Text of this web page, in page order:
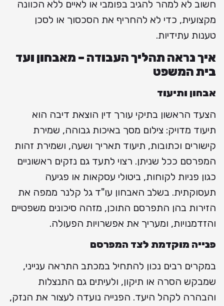
חשוב לא למהר להגיב בפומבי או לאיים ללא הכוונה
מקצועית, כדי לא להחריף את הסכסוך או לסכן
טענות עתידיות.
איך נראה תהליך העבודה – מאבחון ועד
בית המשפט
אבחון ותיעוד
הצעד הראשון בתיקי עורך דין הוצאת דיבה הוא
תיעוד מדויק: צילום מסך באיכות גבוהה, שמירת
קישורים וכתובות, תיעוד תאריך ושעה, ושמירת זהות
המפרסם ככל שניתן. רצוי לתעד גם נזקים ראשוניים
כגון פניות לקוחות, ביטולי עסקאות או פגיעה
תעסוקתית. בשלב האבחון עו"ד גל קלנר ממפה את
הזירות בהן התפרסם התוכן, מזהה סיכונים משפטיים
והזדמנויות, ומעריך את אפשרויות הפעולה.
פנייה מוקדמת לצד המפרסם
במקרים רבים נכון להתחיל במכתב התראה ענייני,
שמבקש הסרה או תיקון, ולעיתים גם התנצלות
והבהרה לקהל היעד. הפנייה נועדה לעצור את הנזק,